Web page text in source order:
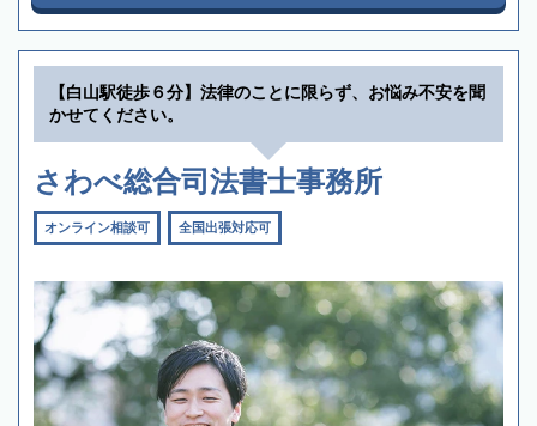
【白山駅徒歩６分】法律のことに限らず、お悩み不安を聞
かせてください。
さわべ総合司法書士事務所
オンライン相談可 全国出張対応可